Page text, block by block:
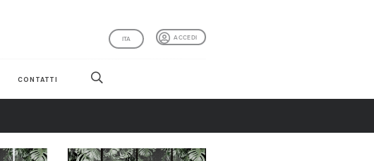
ACCEDI
ITA
CONTATTI